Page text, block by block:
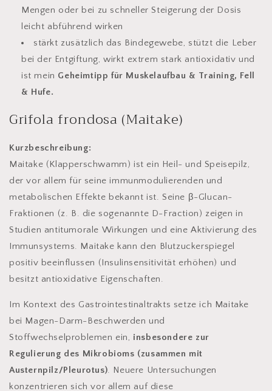
Mengen oder bei zu schneller Steigerung der Dosis
leicht abführend wirken
stärkt zusätzlich das Bindegewebe, stützt die Leber
bei der Entgiftung, wirkt extrem stark antioxidativ und
ist mein Geheimtipp für Muskelaufbau & Training, Fell
& Hufe.
Grifola frondosa (Maitake)
Kurzbeschreibung:
Maitake (Klapperschwamm) ist ein Heil- und Speisepilz,
der vor allem für seine immunmodulierenden und
metabolischen Effekte bekannt ist. Seine β-Glucan-
Fraktionen (z. B. die sogenannte D-Fraction) zeigen in
Studien antitumorale Wirkungen und eine Aktivierung des
Immunsystems. Maitake kann den Blutzuckerspiegel
positiv beeinflussen (Insulinsensitivität erhöhen) und
besitzt antioxidative Eigenschaften.
Im Kontext des Gastrointestinaltrakts setze ich Maitake
bei Magen-Darm-Beschwerden und
Stoffwechselproblemen ein, insbesondere zur
Regulierung des Mikrobioms (zusammen mit
Austernpilz/Pleurotus). Neuere Untersuchungen
konzentrieren sich vor allem auf diese